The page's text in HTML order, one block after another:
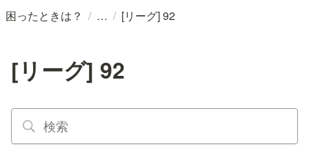
困ったときは？ / / [リーグ] 92
[リーグ] 92